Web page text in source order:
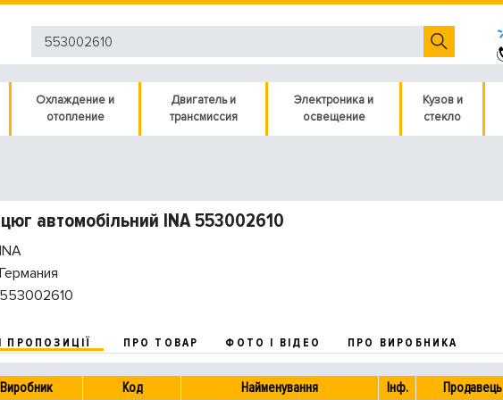
Охлаждение и
отопление
Двигатель и
трансмиссия
Электроника и
освещение
Кузов и
стекло
автомобільний INA 553002610
INA
Германия
553002610
ПРОПОЗИЦІЇ ПРО ТОВАР ФОТО І ВІДЕО ПРО ВИРОБНИКА
Виробник Код Найменування Інф. Продавець